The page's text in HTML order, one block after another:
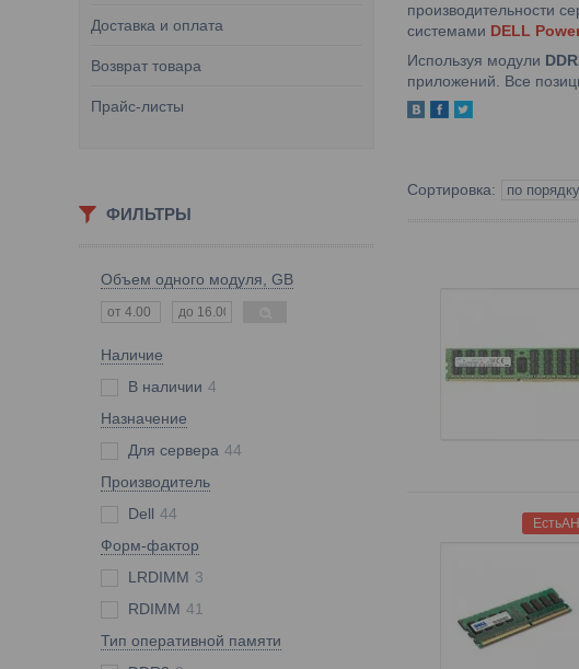
Доставка и оплата
Возврат товара
Прайс-листы
ФИЛЬТРЫ
Объем одного модуля, GB
Наличие
В наличии 4
Назначение
Для сервера 44
Производитель
Dell 44
Форм-фактор
LRDIMM 3
RDIMM 41
Тип оперативной памяти
производительности
системами DELL
Используя модули
приложений. Все